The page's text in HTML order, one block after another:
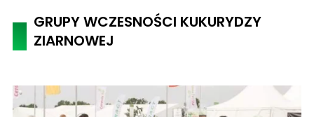
GRUPY WCZESNOŚCI KUKURYDZY
ZIARNOWEJ